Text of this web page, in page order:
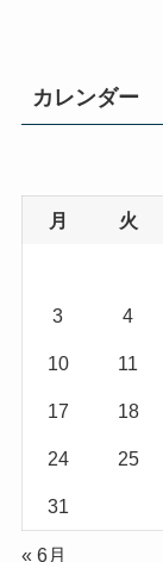
カレンダー
月 火
3 4
10 11
17 18
24 25
31
« 6月